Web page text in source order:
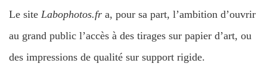
Le site Labophotos.fr a, pour sa part, l’ambition d’ouvrir
au grand public l’accès à des tirages sur papier d’art, ou
des impressions de qualité sur support rigide.